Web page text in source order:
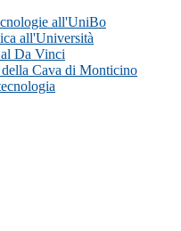
all'UniBo
all'Università
Da Vinci
Cava di Monticino